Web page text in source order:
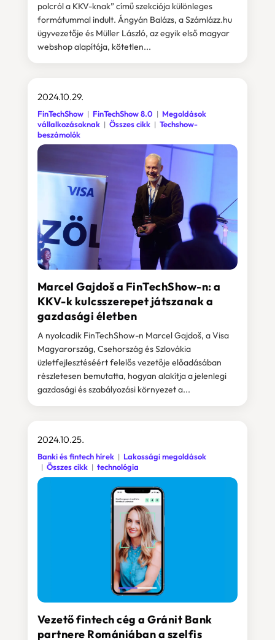
polcról a KKV-knak” című szekciója különleges
formátummal indult. Ángyán Balázs, a Számlázz.hu
ügyvezetője és Müller László, az egyik első magyar
webshop alapítója, kötetlen...
Marcel Gajdoš a FinTechShow-n: a
KKV-k kulcsszerepet játszanak a
gazdasági életben
2024.10.29.
FinTechShow FinTechShow 8.0
Megoldások
vállalkozásoknak
Összes cikk
Techshow-
beszámolók
A nyolcadik FinTechShow-n Marcel Gajdoš, a Visa
Magyarország, Csehország és Szlovákia
üzletfejlesztéséért felelős vezetője előadásában
részletesen bemutatta, hogyan alakítja a jelenlegi
gazdasági és szabályozási környezet a...
Vezető fintech cég a Gránit Bank
partnere Romániában a szelfis
2024.10.25.
Banki és fintech hírek
Lakossági megoldások
Összes cikk
technológia